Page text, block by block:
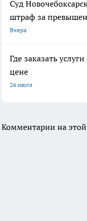
Суд
штраф за
Вчера
Где заказать
цене
24 июля
Комментарии на